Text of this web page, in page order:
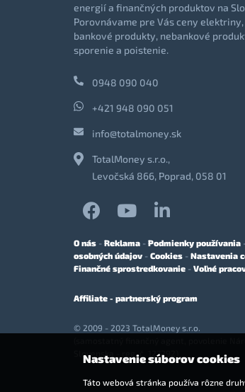
energií a finančných produktov na
Porovnávame pre Vás ceny
bankové produkty, nebankové
sporenie a poistenie.
0948 090 040
+421 948 090 051
info@totalmoney.sk
TotalMoney s.r.o.,
Levočská 866, Poprad, 058 01
O nás - Reklama - Podmienky používania -
osobných údajov - Cookies - Nastavenia
Finančné sprostredkovanie - Voľné
Affiliate - partnerský program
© 2009 - 2023 TotalMoney s.r.o.
Slovenska - reg. č. 127292)
Nastavenie súborov cookies
Táto webová stránka používa rôzne